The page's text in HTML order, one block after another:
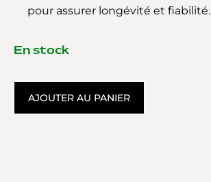
pour assurer longévité et fiabilité.
En stock
AJOUTER AU PANIER